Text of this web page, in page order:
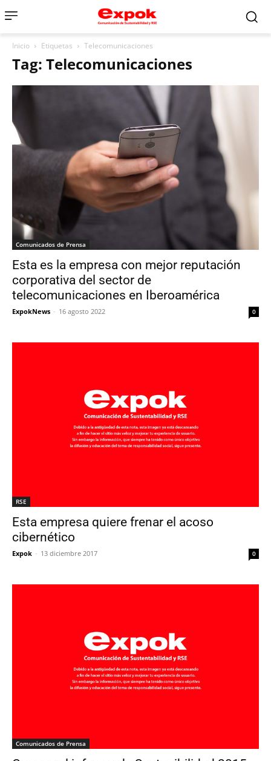
Inicio Etiquetas Telecomunicaciones
Tag: Telecomunicaciones
Comunicados de Prensa
Esta es la empresa con mejor reputación
corporativa del sector de
telecomunicaciones en Iberoamérica
ExpokNews - 16 agosto 2022 0
RSE
Esta empresa quiere frenar el acoso
cibernético
Expok - 13 diciembre 2017 0
Comunicados de Prensa